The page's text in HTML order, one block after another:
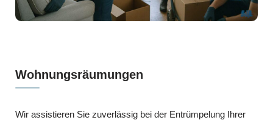
Wohnungsräumungen
Wir assistieren Sie zuverlässig bei der Entrümpelung Ihrer